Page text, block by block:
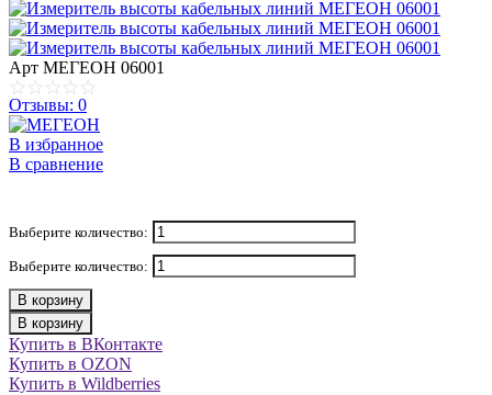
Арт МЕГЕОН 06001
Отзывы: 0
В избранное
В сравнение
Выберите количество:
Выберите количество:
В корзину
В корзину
Купить в ВКонтакте
Купить в OZON
Купить в Wildberries